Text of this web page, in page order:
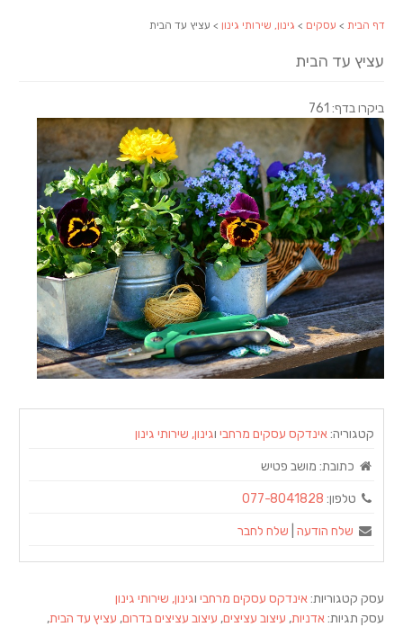
דף הבית > עסקים > גינון, שירותי גינון > עציץ עד הבית
עציץ עד הבית
ביקרו בדף: 761
קטגוריה:אינדקס עסקים מרחבי וגינון, שירותי גינון
כתובת: מושב פטיש
טלפון: 077-8041828
שלח הודעה שלח לחבר
עסק קטגוריות:אינדקס עסקים מרחבי וגינון, שירותי גינון
עסק תגיות:אדניות, עיצוב עציצים, עיצוב עציצים בדרום, עציץ עד הבית,